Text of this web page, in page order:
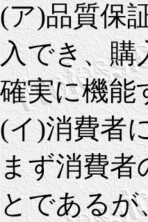
(ア)品質保
入でき、購
確実に機能
(イ)消費者
まず消費者
とである